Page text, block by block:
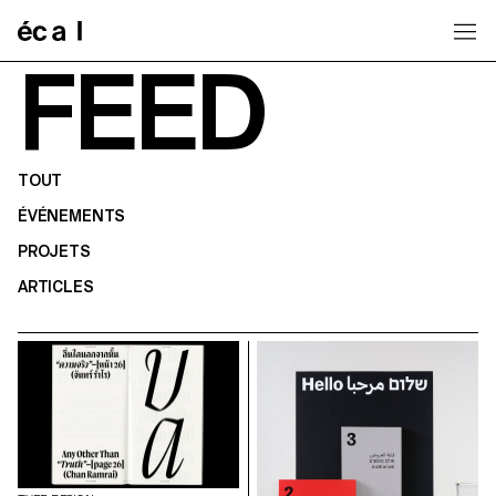
FEED
TOUT
ÉVÉNEMENTS
PROJETS
ARTICLES